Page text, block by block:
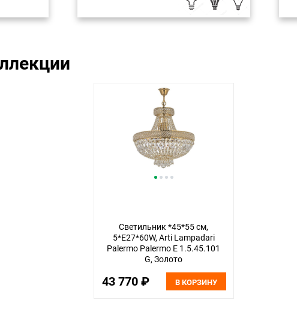
Светильник *45*55 см,
5*E27*60W, Arti Lampadari
Palermo Palermo E 1.5.45.101
G, Золото
43 770 ₽ В КОРЗИНУ